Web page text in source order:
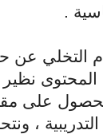
.
التخلي عن
على
،